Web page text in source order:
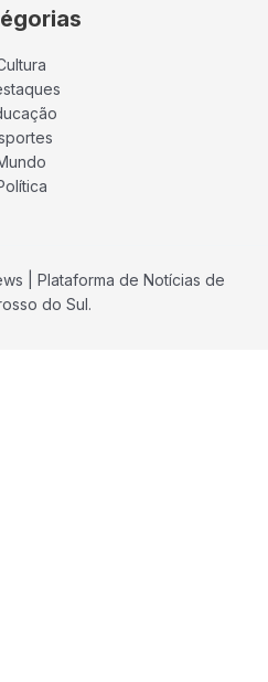
| Plataforma de Notícias de
do Sul.